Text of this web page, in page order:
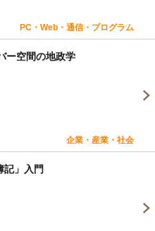
PC・Web・通信・プログラム
ー空間の地政学
企業・産業・社会
記」入門